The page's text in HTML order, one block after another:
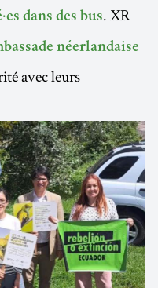
dans des bus. XR
néerlandaise
avec leurs